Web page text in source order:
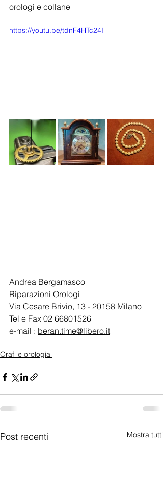
orologi e collane
https://youtu.be/tdnF4HTc24I
Andrea Bergamasco
Riparazioni Orologi
Via Cesare Brivio, 13 - 20158 Milano
Tel e Fax 02 66801526
e-mail : beran.time@libero.it
Orafi e orologiai
Post recenti Mostra tutti